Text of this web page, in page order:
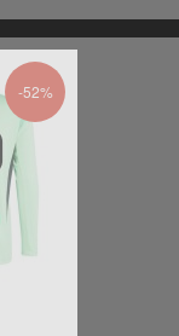
-52%